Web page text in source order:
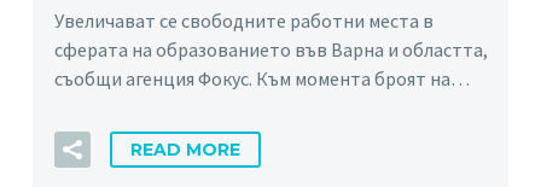
Увеличават се свободните работни места в
сферата на образованието във Варна и областта,
съобщи агенция Фокус. Към момента броят на…
READ MORE